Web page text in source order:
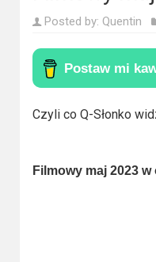
&
s-
ka
dokumentalne
Posted by: Quentin
Czyli co Q-Słonko
Filmowy maj 2023